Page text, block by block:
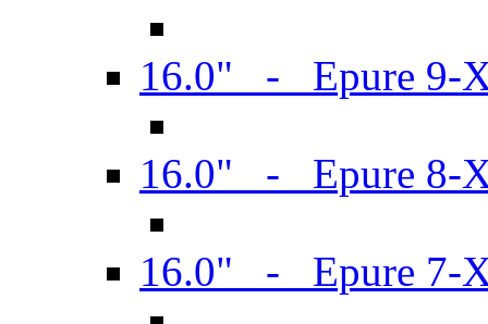
16.0" - Epure 9-
16.0" - Epure 8-
16.0" - Epure 7-